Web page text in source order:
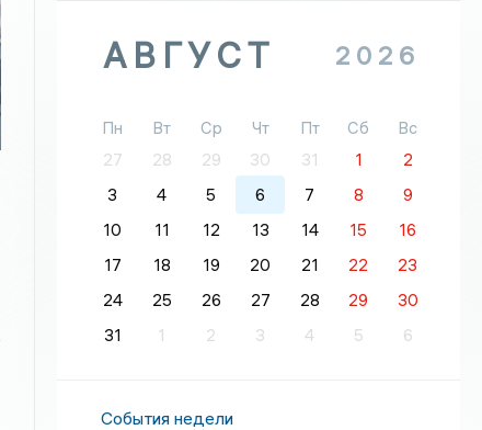
АВГУСТ 2026
Пн Вт Ср Чт Пт Сб
Вс
27
28 29 30 31 1
2
3
4 5 6 7 8
9
10
11 12 13 14 15
16
17
18 19 20 21 22
23
24
25 26 27 28 29
30
31
1 2 3 4 5 6
События недели